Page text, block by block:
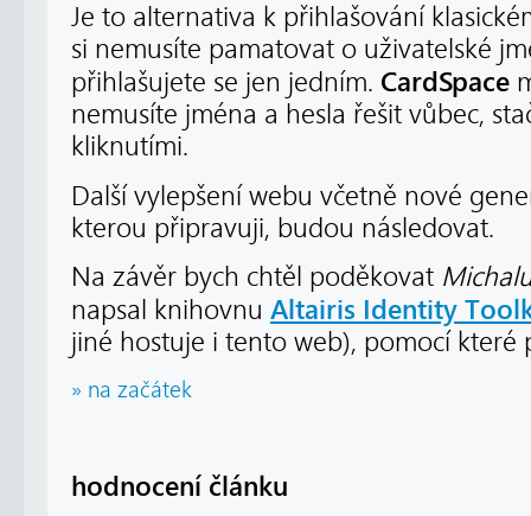
Je to alternativa k přihlašování
si nemusíte pamatovat o uživatelské
přihlašujete se jen jedním. CardSpace
nemusíte jména a hesla řešit vůbec,
kliknutími.
Další vylepšení webu včetně nové
kterou připravuji, budou následovat.
Na závěr bych chtěl poděkovat
napsal knihovnu Altairis Identity
jiné hostuje i tento web), pomocí které
» na začátek
hodnocení článku